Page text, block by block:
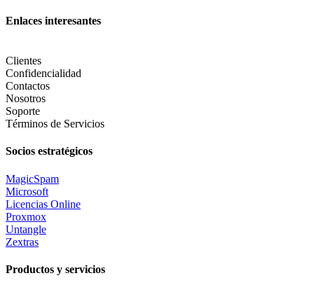
Enlaces interesantes
Clientes
Confidencialidad
Contactos
Nosotros
Soporte
Términos de Servicios
Socios estratégicos
MagicSpam
Microsoft
Licencias Online
Proxmox
Untangle
Zextras
Productos y servicios